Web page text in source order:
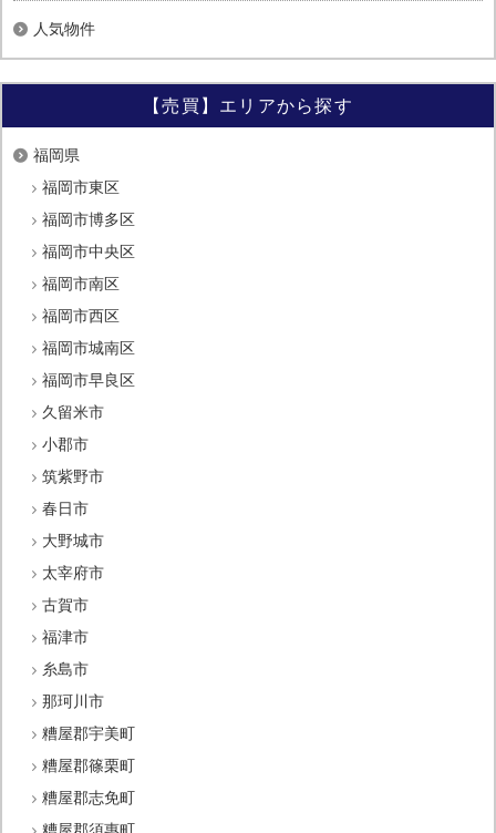
人気物件
【売買】エリアから探す
福岡県
福岡市東区
福岡市博多区
福岡市中央区
福岡市南区
福岡市西区
福岡市城南区
福岡市早良区
久留米市
小郡市
筑紫野市
春日市
大野城市
太宰府市
古賀市
福津市
糸島市
那珂川市
糟屋郡宇美町
糟屋郡篠栗町
糟屋郡志免町